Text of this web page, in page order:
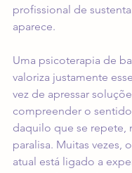
profissional de
aparece.
Uma psicoterapia de
valoriza justamente
vez de apressar
compreender o
daquilo que se repete,
paralisa. Muitas vezes,
atual está ligado a